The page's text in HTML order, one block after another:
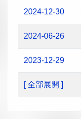
2024-12-30
2024-06-26
2023-12-29
[ 全部展開 ]